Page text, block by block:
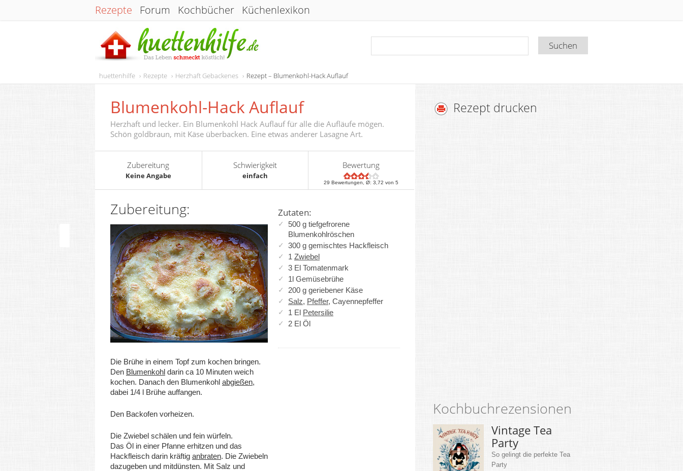
Rezepte Forum Kochbücher Küchenlexikon
huettenhilfe Rezepte Herzhaft Gebackenes Rezept – Blumenkohl-Hack Auflauf
Blumenkohl-Hack Auflauf
Herzhaft und lecker. Ein Blumenkohl Hack Auflauf für alle die Aufläufe mögen.
Schön goldbraun, mit Käse überbacken. Eine etwas anderer Lasagne Art.
Zubereitung
Keine Angabe
Schwierigkeit
einfach
Bewertung
29 Bewertungen, Ø:3,72 von 5
Zutaten:
500 g tiefgefrorene
Blumenkohlröschen
300 g gemischtes Hackfleisch
1 Zwiebel
3 El Tomatenmark
1l Gemüsebrühe
200 g geriebener Käse
Salz, Pfeffer, Cayennepfeffer
1 El Petersilie
2 El Öl
Zubereitung:
Die Brühe in einem Topf zum kochen bringen.
Den Blumenkohl darin ca 10 Minuten weich
kochen. Danach den Blumenkohl abgießen,
dabei 1/4 l Brühe auffangen.
Den Backofen vorheizen.
Die Zwiebel schälen und fein würfeln.
Das Öl in einer Pfanne erhitzen und das
Hackfleisch darin kräftig anbraten. Die Zwiebeln
dazugeben und mitdünsten. Mit Salz und
Rezept drucken
Kochbuchrezensionen
Vintage Tea
Party
So gelingt die perfekte Tea
Party